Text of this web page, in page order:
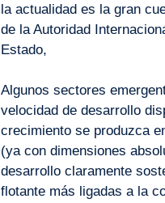
la actualidad es la gran
de la Autoridad
Estado,
Algunos sectores
velocidad de desarrollo
crecimiento se produzca
(ya con dimensiones
desarrollo claramente
flotante más ligadas a la